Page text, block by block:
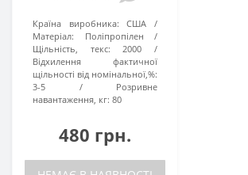
Країна виробника:
США
Матеріал:
Поліпропілен
Щільність, текс:
2000
Відхилення фактичної
щільності від номінальної,%:
3-5
Розривне
навантаження, кг: 80
480 грн.